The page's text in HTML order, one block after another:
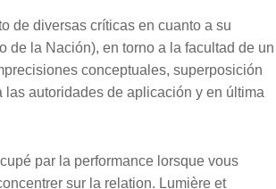
de diversas críticas en cuanto a su
de la Nación), en torno a la facultad de un
conceptuales, superposición
autoridades de aplicación y en última
par la performance lorsque vous
sur la relation. Lumière et